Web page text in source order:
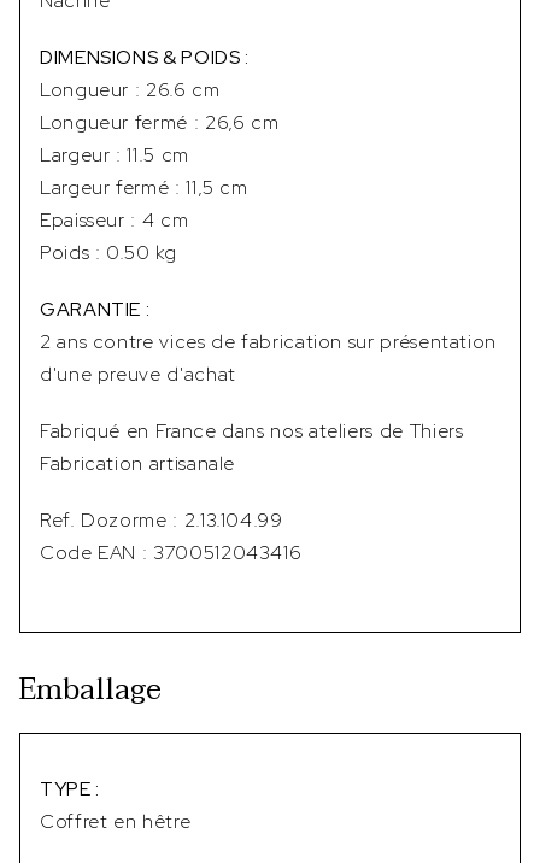
DIMENSIONS & POIDS :
Longueur : 26.6 cm
Longueur fermé : 26,6 cm
Largeur : 11.5 cm
Largeur fermé : 11,5 cm
Epaisseur : 4 cm
Poids : 0.50 kg
GARANTIE :
2 ans contre vices de fabrication sur présentation
d'une preuve d'achat
Fabriqué en France dans nos ateliers de Thiers
Fabrication artisanale
Ref. Dozorme : 2.13.104.99
Code EAN : 3700512043416
Emballage
TYPE :
Coffret en hêtre